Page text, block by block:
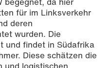
für im Linksverkehr
deren
wurden. Die
und findet in Südafrika
Diese schätzen die